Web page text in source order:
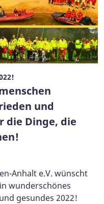
und
die Dinge, die
Anhalt e.V. wünscht
wunderschönes
gesundes 2022!